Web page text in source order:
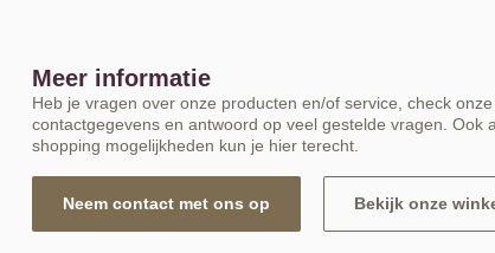
Meer informatie
Heb je vragen over onze producten en/of service, check
contactgegevens en antwoord op veel gestelde vragen. Ook
shopping mogelijkheden kun je hier terecht.
Neem contact met ons op Bekijk onze